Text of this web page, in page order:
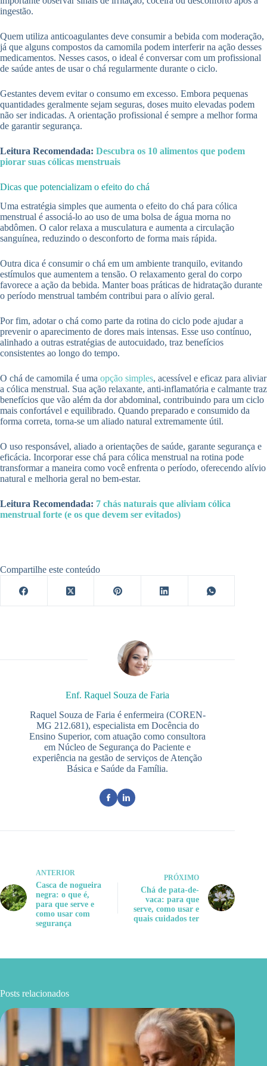
ingestão.
Quem utiliza anticoagulantes deve consumir a bebida com moderação,
já que alguns compostos da camomila podem interferir na ação desses
medicamentos. Nesses casos, o ideal é conversar com um profissional
de saúde antes de usar o chá regularmente durante o ciclo.
Gestantes devem evitar o consumo em excesso. Embora pequenas
quantidades geralmente sejam seguras, doses muito elevadas podem
não ser indicadas. A orientação profissional é sempre a melhor forma
de garantir segurança.
Leitura Recomendada: Descubra os 10 alimentos que podem
piorar suas cólicas menstruais
Dicas que potencializam o efeito do chá
Uma estratégia simples que aumenta o efeito do chá para cólica
menstrual é associá-lo ao uso de uma bolsa de água morna no
abdômen. O calor relaxa a musculatura e aumenta a circulação
sanguínea, reduzindo o desconforto de forma mais rápida.
Outra dica é consumir o chá em um ambiente tranquilo, evitando
estímulos que aumentem a tensão. O relaxamento geral do corpo
favorece a ação da bebida. Manter boas práticas de hidratação durante
o período menstrual também contribui para o alívio geral.
Por fim, adotar o chá como parte da rotina do ciclo pode ajudar a
prevenir o aparecimento de dores mais intensas. Esse uso contínuo,
alinhado a outras estratégias de autocuidado, traz benefícios
consistentes ao longo do tempo.
O chá de camomila é uma opção simples, acessível e eficaz para aliviar
a cólica menstrual. Sua ação relaxante, anti-inflamatória e calmante traz
benefícios que vão além da dor abdominal, contribuindo para um ciclo
mais confortável e equilibrado. Quando preparado e consumido da
forma correta, torna-se um aliado natural extremamente útil.
O uso responsável, aliado a orientações de saúde, garante segurança e
eficácia. Incorporar esse chá para cólica menstrual na rotina pode
transformar a maneira como você enfrenta o período, oferecendo alívio
natural e melhoria geral no bem-estar.
Leitura Recomendada: 7 chás naturais que aliviam cólica
menstrual forte (e os que devem ser evitados)
Compartilhe este conteúdo
Enf. Raquel Souza de Faria
Raquel Souza de Faria é enfermeira (COREN-
MG 212.681), especialista em Docência do
Ensino Superior, com atuação como consultora
em Núcleo de Segurança do Paciente e
experiência na gestão de serviços de Atenção
Básica e Saúde da Família.
ANTERIOR
Casca de nogueira
negra: o que é,
para que serve e
como usar com
segurança
PRÓXIMO
Chá de pata-de-
vaca: para que
serve, como usar e
quais cuidados ter
Posts relacionados